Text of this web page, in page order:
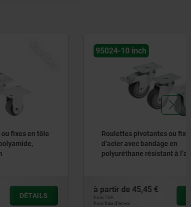
NOUVEAU
95024-10 inch
Roulettes pivotantes ou fixes en tôle
d’acier avec bandage en
polyuréthane résistant à l’abrasion,
à partir de 45,45 €
hors TVA
hors frais d’envoi
DÉTAILS